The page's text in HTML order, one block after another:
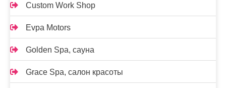
Custom Work Shop
Evpa Motors
Golden Spa, сауна
Grace Spa, салон красоты